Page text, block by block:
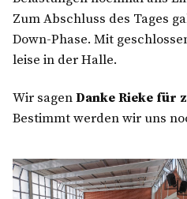
Zum Abschluss des Tages
Down-Phase. Mit
leise in der Halle.
Wir sagenDanke Rieke für
Bestimmt werden wir uns